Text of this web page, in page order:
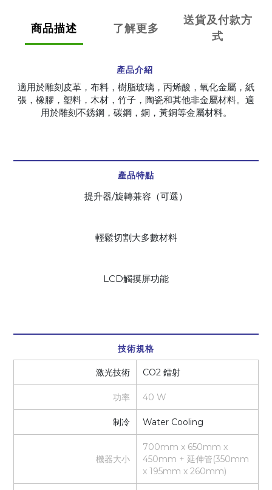
商品描述 了解更多
送貨及付款方
式
產品介紹
適用於雕刻皮革，布料，樹脂玻璃，丙烯酸，氧化金屬，紙
張，橡膠，塑料，木材，竹子，陶瓷和其他非金屬材料。適
用於雕刻不銹鋼，碳鋼，銅，黃銅等金屬材料。
產品特點
提升器/旋轉兼容（可選）
輕鬆切割大多數材料
LCD觸摸屏功能
技術規格
激光技術 CO2 鐳射
功率 40 W
制冷 Water Cooling
機器大小
700mm x 650mm x
450mm + 延伸管(350mm
x 195mm x 260mm)